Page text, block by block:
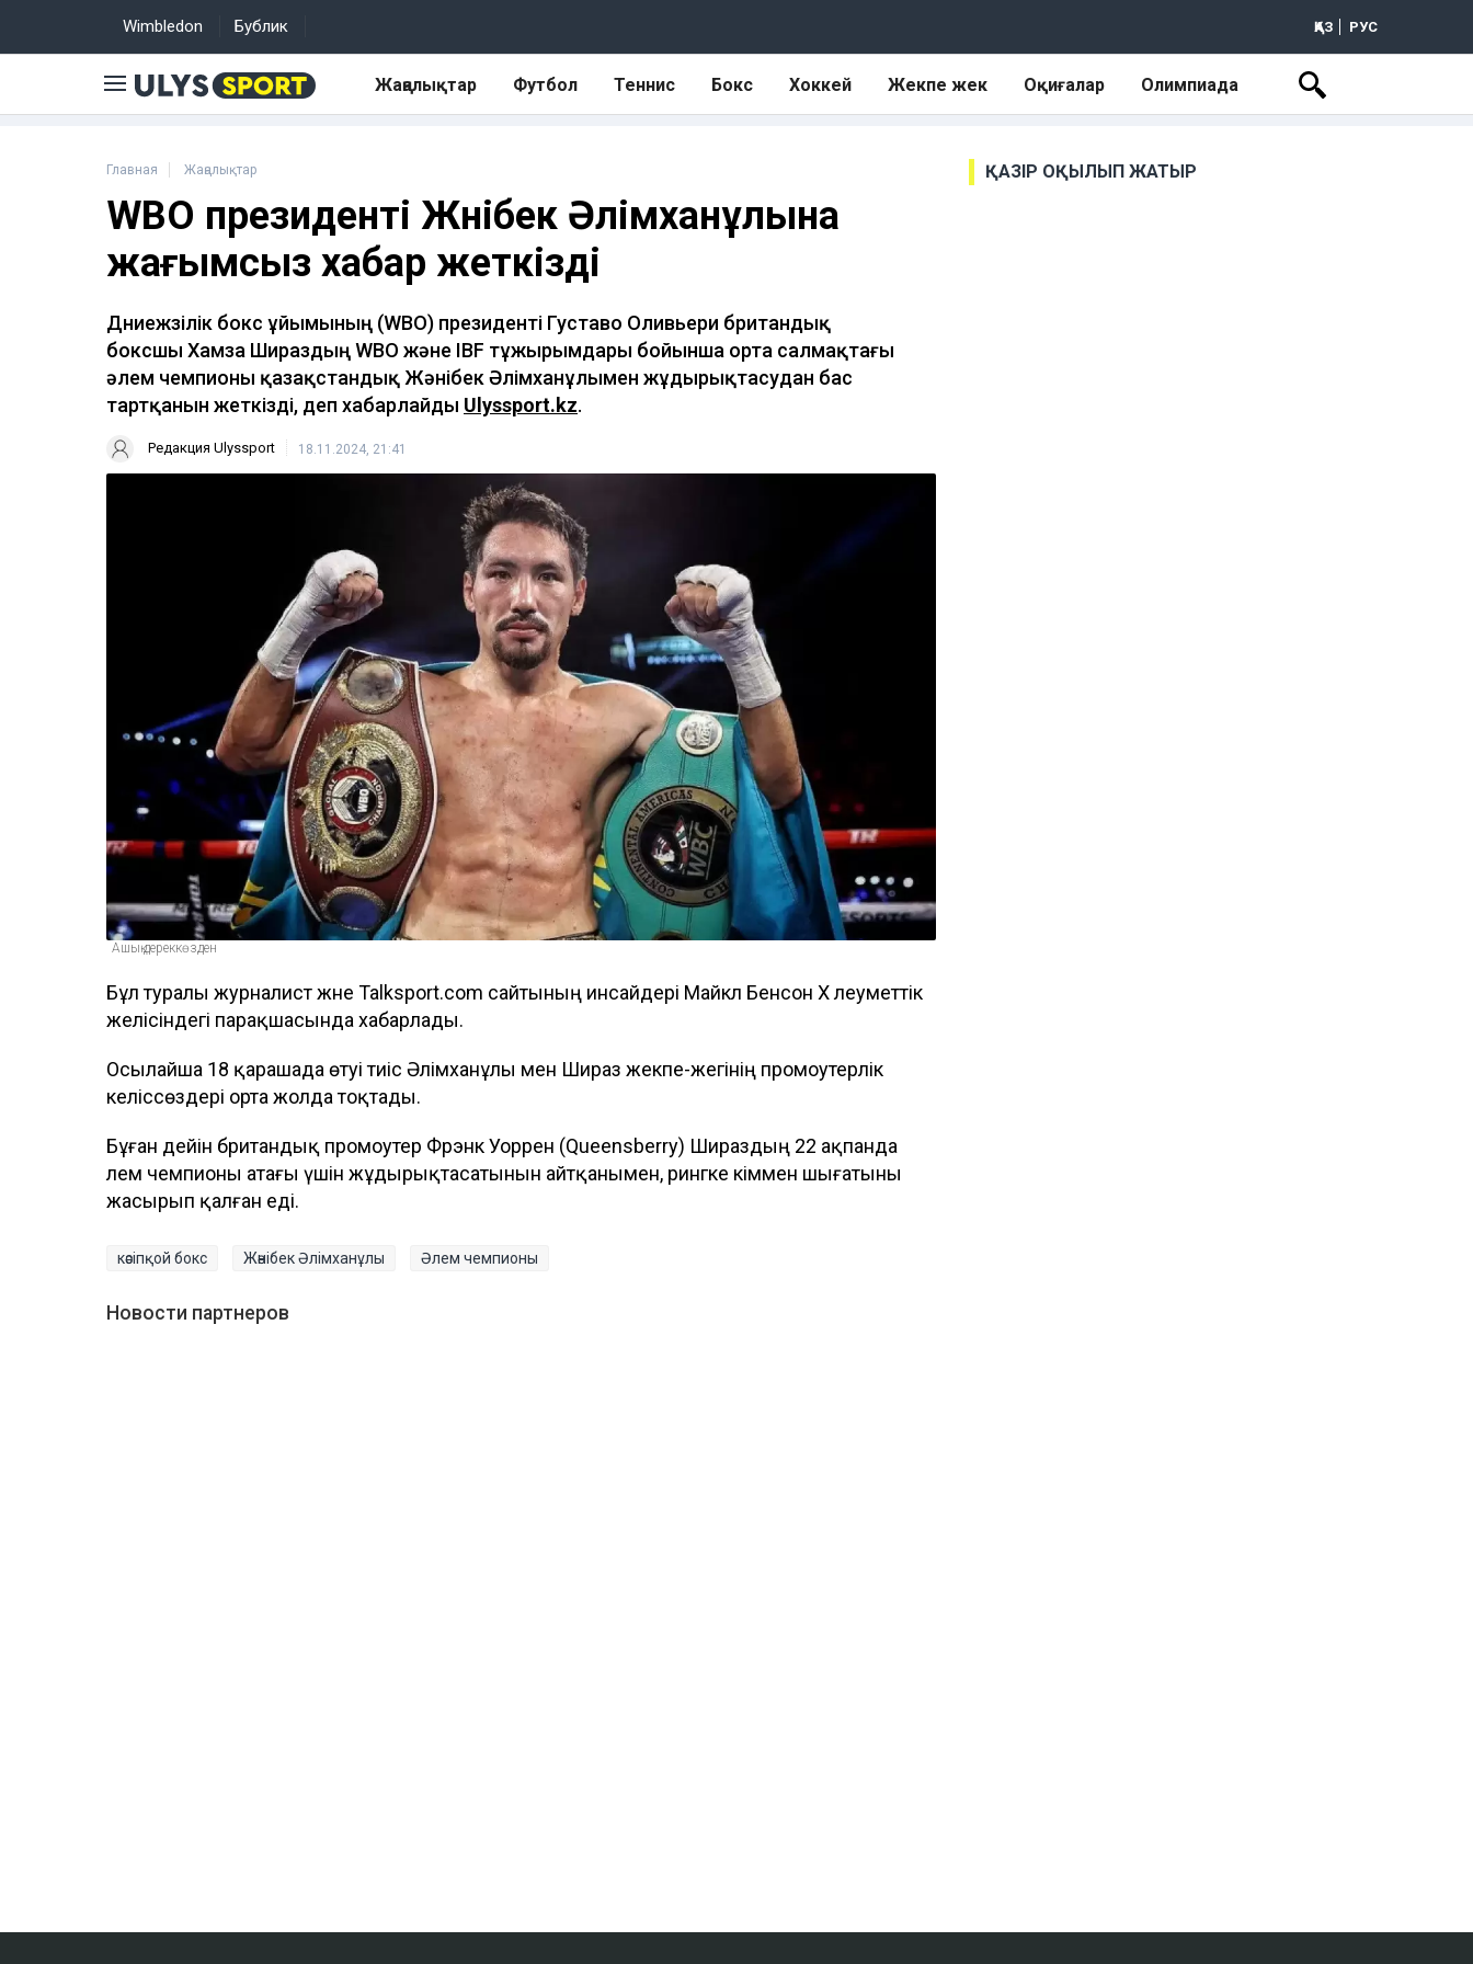
Wimbledon Бублик ҚАЗ РУС
Жаңалықтар Футбол Теннис Бокс Хоккей Жекпе жек Оқиғалар Олимпиада
Главная Жаңалықтар
WBO президенті Жәнібек Әлімханұлына
жағымсыз хабар жеткізді
Дүниежүзілік бокс ұйымының (WBO) президенті Густаво Оливьери британдық
боксшы Хамза Шираздың WBO және IBF тұжырымдары бойынша орта салмақтағы
әлем чемпионы қазақстандық Жәнібек Әлімханұлымен жұдырықтасудан бас
тартқанын жеткізді, деп хабарлайды Ulyssport.kz.
Редакция Ulyssport 18.11.2024, 21:41
Ашық дереккөзден
Бұл туралы журналист және Talksport.com сайтының инсайдері Майкл Бенсон X әлеуметтік
желісіндегі парақшасында хабарлады.
Осылайша 18 қарашада өтуі тиіс Әлімханұлы мен Шираз жекпе-жегінің промоутерлік
келіссөздері орта жолда тоқтады.
Бұған дейін британдық промоутер Фрэнк Уоррен (Queensberry) Шираздың 22 ақпанда
әлем чемпионы атағы үшін жұдырықтасатынын айтқанымен, рингке кіммен шығатыны
жасырып қалған еді.
кәсіпқой бокс Жәнібек Әлімханұлы Әлем чемпионы
Новости партнеров
ҚАЗІР ОҚЫЛЫП ЖАТЫР